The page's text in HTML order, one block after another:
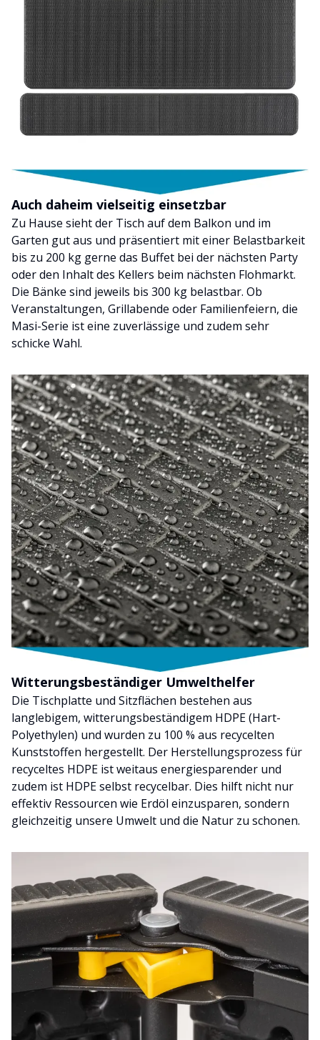
Auch daheim vielseitig einsetzbar
Zu Hause sieht der Tisch auf dem Balkon und im
Garten gut aus und präsentiert mit einer Belastbarkeit
bis zu 200 kg gerne das Buffet bei der nächsten Party
oder den Inhalt des Kellers beim nächsten Flohmarkt.
Die Bänke sind jeweils bis 300 kg belastbar. Ob
Veranstaltungen, Grillabende oder Familienfeiern, die
Masi-Serie ist eine zuverlässige und zudem sehr
schicke Wahl.
Witterungsbeständiger Umwelthelfer
Die Tischplatte und Sitzflächen bestehen aus
langlebigem, witterungsbeständigem HDPE (Hart-
Polyethylen) und wurden zu 100 % aus recycelten
Kunststoffen hergestellt. Der Herstellungsprozess für
recyceltes HDPE ist weitaus energiesparender und
zudem ist HDPE selbst recycelbar. Dies hilft nicht nur
effektiv Ressourcen wie Erdöl einzusparen, sondern
gleichzeitig unsere Umwelt und die Natur zu schonen.